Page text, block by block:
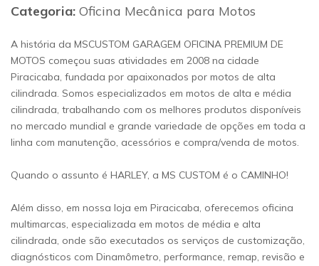
Categoria: Oficina Mecânica para Motos
A história da MSCUSTOM GARAGEM OFICINA PREMIUM DE
MOTOS começou suas atividades em 2008 na cidade
Piracicaba, fundada por apaixonados por motos de alta
cilindrada. Somos especializados em motos de alta e média
cilindrada, trabalhando com os melhores produtos disponíveis
no mercado mundial e grande variedade de opções em toda a
linha com manutenção, acessórios e compra/venda de motos.
Quando o assunto é HARLEY, a MS CUSTOM é o CAMINHO!
Além disso, em nossa loja em Piracicaba, oferecemos oficina
multimarcas, especializada em motos de média e alta
cilindrada, onde são executados os serviços de customização,
diagnósticos com Dinamômetro, performance, remap, revisão e